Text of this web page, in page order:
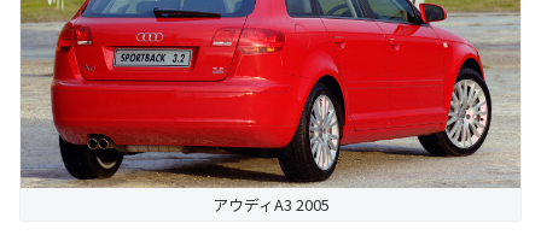
アウディA3 2005